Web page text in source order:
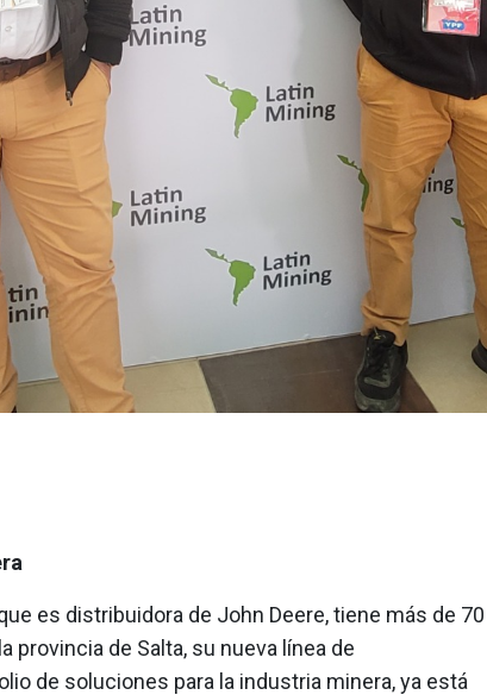
es distribuidora de John Deere, tiene más de 70
provincia de Salta, su nueva línea de
de soluciones para la industria minera, ya está